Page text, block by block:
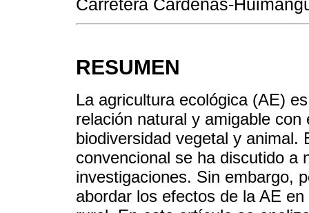
Carretera Cárdenas-
RESUMEN
La agricultura ecológica (AE)
relación natural y amigable
biodiversidad vegetal y animal.
convencional se ha discutido a
investigaciones. Sin embargo,
abordar los efectos de la AE